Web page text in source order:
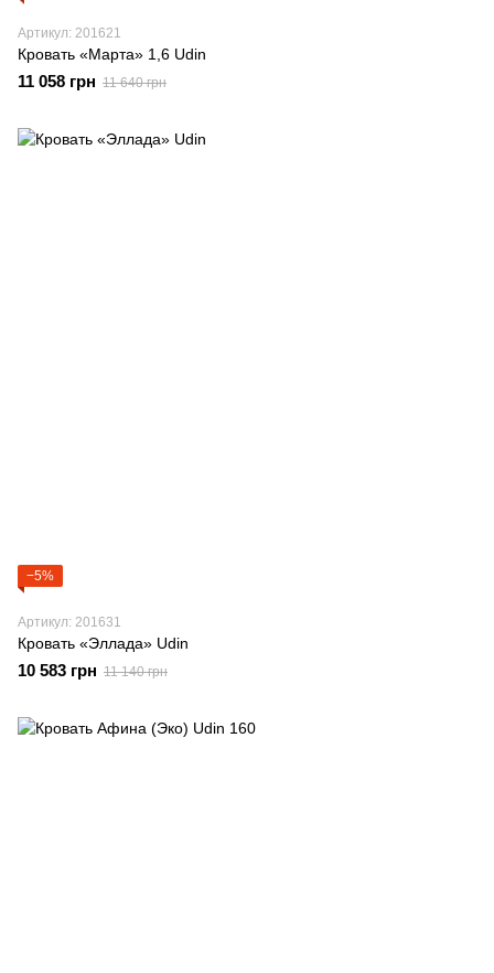
Артикул: 201621
Кровать «Марта» 1,6 Udin
11 058 грн 11 640 грн
−5%
Артикул: 201631
Кровать «Эллада» Udin
10 583 грн 11 140 грн